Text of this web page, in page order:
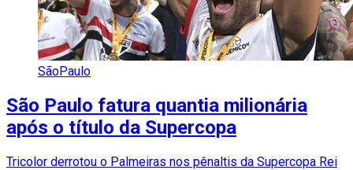
SãoPaulo
São Paulo fatura quantia milionária
após o título da Supercopa
Tricolor derrotou o Palmeiras nos pênaltis da Supercopa Rei